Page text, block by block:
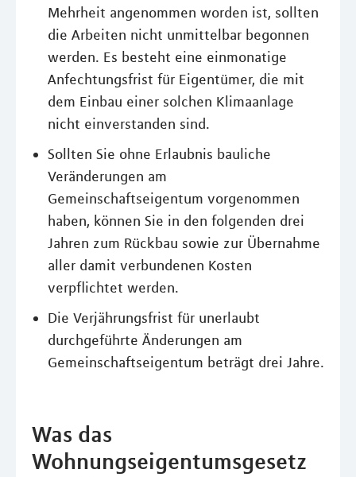
Mehrheit angenommen worden ist, sollten
die Arbeiten nicht unmittelbar begonnen
werden. Es besteht eine einmonatige
Anfechtungsfrist für Eigentümer, die mit
dem Einbau einer solchen Klimaanlage
nicht einverstanden sind.
Sollten Sie ohne Erlaubnis bauliche
Veränderungen am
Gemeinschaftseigentum vorgenommen
haben, können Sie in den folgenden drei
Jahren zum Rückbau sowie zur Übernahme
aller damit verbundenen Kosten
verpflichtet werden.
Die Verjährungsfrist für unerlaubt
durchgeführte Änderungen am
Gemeinschaftseigentum beträgt drei Jahre.
Was das
Wohnungseigentumsgesetz